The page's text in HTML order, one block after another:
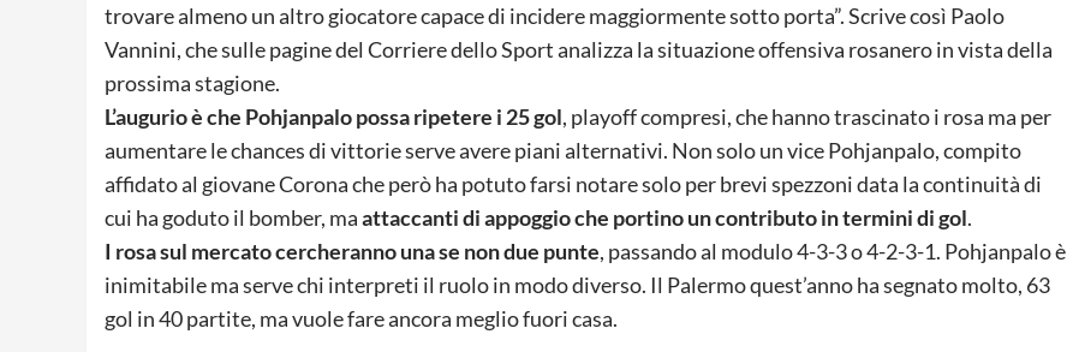
trovare almeno un altro giocatore capace di incidere maggiormente sotto porta”. Scrive così Paolo
Vannini, che sulle pagine del Corriere dello Sport analizza la situazione offensiva rosanero in vista della
prossima stagione.
L’augurio è che Pohjanpalo possa ripetere i 25 gol, playoff compresi, che hanno trascinato i rosa ma per
aumentare le chances di vittorie serve avere piani alternativi. Non solo un vice Pohjanpalo, compito
affidato al giovane Corona che però ha potuto farsi notare solo per brevi spezzoni data la continuità di
cui ha goduto il bomber, maattaccanti di appoggio che portino un contributo in termini di gol.
I rosa sul mercato cercheranno una se non due punte, passando al modulo 4-3-3 o 4-2-3-1. Pohjanpalo è
inimitabile ma serve chi interpreti il ruolo in modo diverso. Il Palermo quest’anno ha segnato molto, 63
gol in 40 partite, ma vuole fare ancora meglio fuori casa.